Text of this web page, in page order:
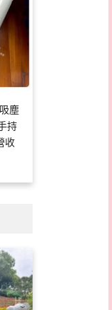
塵
持
收